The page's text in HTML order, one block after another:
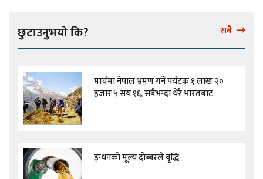
छुटाउनुभयो कि? सबै
मार्चमा नेपाल भ्रमण गर्ने पर्यटक १ लाख २०
हजार ५ सय १६, सबैभन्दा धेरै भारतबाट
इन्धनको मूल्य दोब्बरले वृद्धि